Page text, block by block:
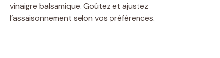
vinaigre balsamique. Goûtez et ajustez
l’assaisonnement selon vos préférences.